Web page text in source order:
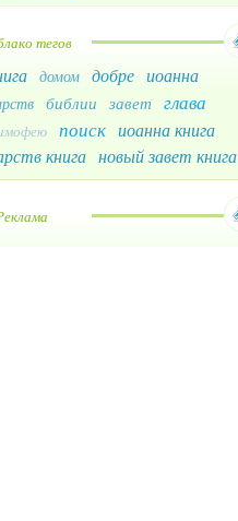
тегов
домом добре иоанна
библии завет глава
поиск иоанна книга
книга новый завет книга